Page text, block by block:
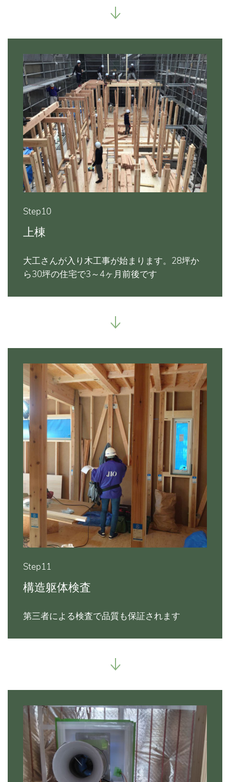
Step10
上棟
大工さんが入り木工事が始まります。28坪か
ら30坪の住宅で3～4ヶ月前後です
Step11
構造躯体検査
第三者による検査で品質も保証されます